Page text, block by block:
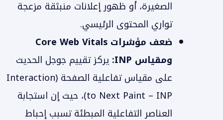
الصغيرة، أو ظهور إعلانات منبثقة مزعجة
تواري المحتوى الرئيسي.
ضعف مؤشرات Core Web Vitals
ومقياس INP:
يركز تقييم جوجل الحديث
على مقياس تفاعلية الصفحة (Interaction
to Next Paint – INP)، حيث إن استجابة
العناصر التفاعلية المبطئة تسبب إحباط